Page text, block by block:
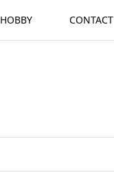
HOBBY CONTACT